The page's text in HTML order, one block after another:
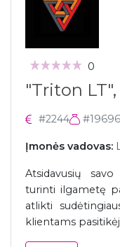
0
"Triton
#2244 #19696
Įmonės vadovas:
Atsidavusių
turinti ilgametę
atlikti
klientams